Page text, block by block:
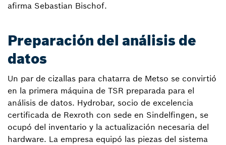
afirma Sebastian Bischof.
Preparación del análisis de
datos
Un par de cizallas para chatarra de Metso se convirtió
en la primera máquina de TSR preparada para el
análisis de datos. Hydrobar, socio de excelencia
certificada de Rexroth con sede en Sindelfingen, se
ocupó del inventario y la actualización necesaria del
hardware. La empresa equipó las piezas del sistema